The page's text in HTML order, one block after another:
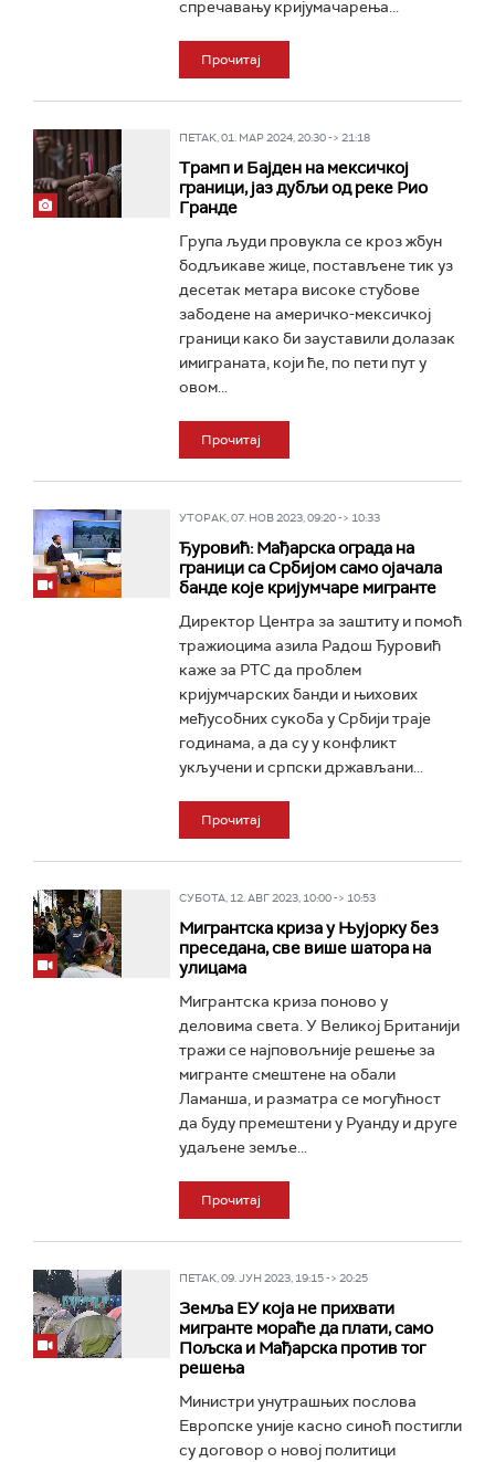
спречавању кријумачарења...
Прочитај
ПЕТАК, 01. МАР 2024, 20:30 -> 21:18
Трамп и Бајден на мексичкој
граници, јаз дубљи од реке Рио
Гранде
Група људи провукла се кроз жбун
бодљикаве жице, постављене тик уз
десетак метара високе стубове
забодене на америчко-мексичкој
граници како би зауставили долазак
имиграната, који ће, по пети пут у
овом...
Прочитај
УТОРАК, 07. НОВ 2023, 09:20 -> 10:33
Ђуровић: Мађарска ограда на
граници са Србијом само ојачала
банде које кријумчаре мигранте
Директор Центра за заштиту и помоћ
тражиоцима азила Радош Ђуровић
каже за РТС да проблем
кријумчарских банди и њихових
међусобних сукоба у Србији траје
годинама, а да су у конфликт
укључени и српски држављани...
Прочитај
СУБОТА, 12. АВГ 2023, 10:00 -> 10:53
Мигрантска криза у Њујорку без
преседана, све више шатора на
улицама
Мигрантска криза поново у
деловима света. У Великој Британији
тражи се најповољније решење за
мигранте смештене на обали
Ламанша, и разматра се могућност
да буду премештени у Руанду и друге
удаљене земље...
Прочитај
ПЕТАК, 09. ЈУН 2023, 19:15 -> 20:25
Земља ЕУ која не прихвати
мигранте мораће да плати, само
Пољска и Мађарска против тог
решења
Министри унутрашњих послова
Европске уније касно синоћ постигли
су договор о новој политици